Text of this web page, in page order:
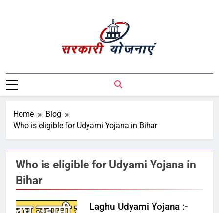
Sarkari Yojnaye
सरकारी योजनाएं | Central Government
Schemes | State Government Schemes |
Central And State Government Schemes
Home
Blog
Who is eligible for Udyami Yojana in Bihar
Who is eligible for Udyami Yojana in
Bihar
Laghu Udyami Yojana :-